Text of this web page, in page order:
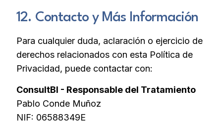
12. Contacto y Más Información
Para cualquier duda, aclaración o ejercicio de
derechos relacionados con esta Política de
Privacidad, puede contactar con:
ConsultBI - Responsable del Tratamiento
Pablo Conde Muñoz
NIF: 06588349E